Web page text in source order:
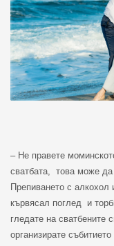
– Не правете
сватбата, това може
Препиването с алкохол
кървясал поглед и
гледате на сватбените
организирате